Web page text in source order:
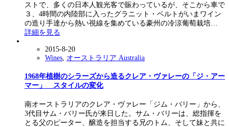
ストで、多くの日本人観光客で賑わっているが、そこから車で
３、4時間の内陸部に入ったグラニット・ベルトがいまワイン
の造り手達から熱い視線を集めている豪州の冷涼葡萄栽培…
詳細を見る
2015-8-20
Wines オーストラリア Australia
1968年植樹のシラーズから造るクレア・ヴァレーの「ジ・アー
マー」 スタイルの変化
南オーストラリアのクレア・ヴァレー「ジム・バリー」から、
3代目サム・バリー氏が来日した。サム・バリーは、総指揮を
とる父のピーター、醸造を担当する兄のトム、そして妹と共に